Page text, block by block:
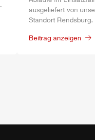
.
ausgeliefert von
Standort Rendsburg.
Beitrag anzeigen